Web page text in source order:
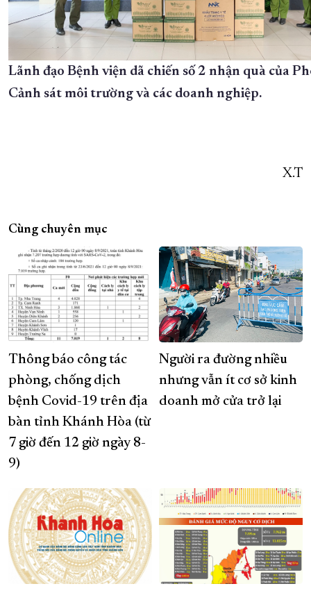
Lãnh đạo Bệnh viện dã chiến số 2 nhận quà của
Cảnh sát môi trường và các doanh nghiệp.
X.T
Cùng chuyên mục
Thông báo công tác
phòng, chống dịch
bệnh Covid-19 trên địa
bàn tỉnh Khánh Hòa (từ
7 giờ đến 12 giờ ngày 8-
9)
Người ra đường nhiều
nhưng vẫn ít cơ sở kinh
doanh mở cửa trở lại